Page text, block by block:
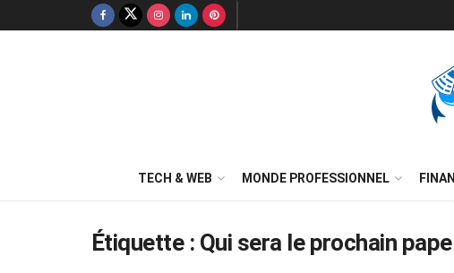
TECH & WEB MONDE PROFESSIONNEL
Étiquette : Qui sera le prochain pape